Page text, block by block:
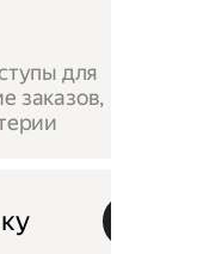
для
заказов,